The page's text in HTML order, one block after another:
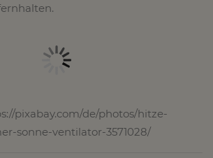
pixabay.com/de/photos/hitze-
sonne-ventilator-3571028/